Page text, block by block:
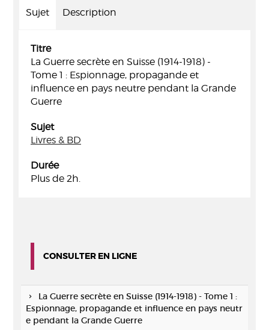
Sujet Description
Titre
La Guerre secrète en Suisse (1914-1918) -
Tome 1 : Espionnage, propagande et
influence en pays neutre pendant la Grande
Guerre
Sujet
Livres & BD
Durée
Plus de 2h.
CONSULTER EN LIGNE
La Guerre secrète en Suisse (1914-1918) - Tome 1 :
Espionnage, propagande et influence en pays neutr
e pendant la Grande Guerre